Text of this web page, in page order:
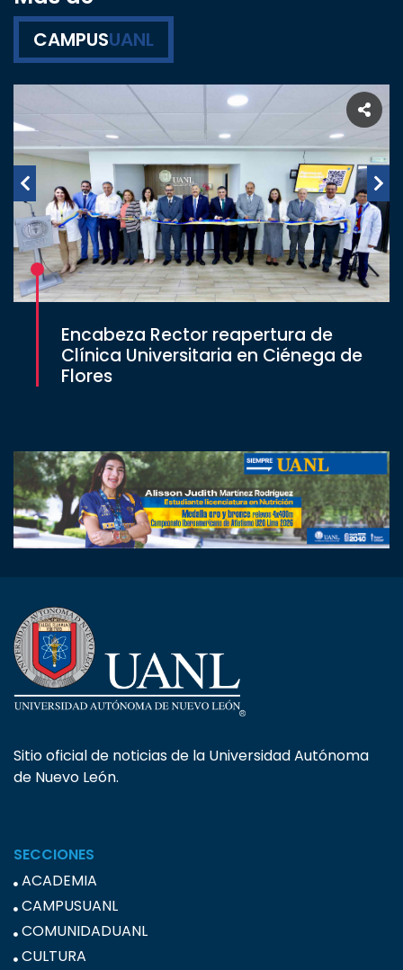
CAMPUSUANL
Encabeza Rector reapertura de
Clínica Universitaria en Ciénega de
Flores
Sitio oficial de noticias de la Universidad Autónoma
de Nuevo León.
SECCIONES
ACADEMIA
CAMPUSUANL
COMUNIDADUANL
CULTURA